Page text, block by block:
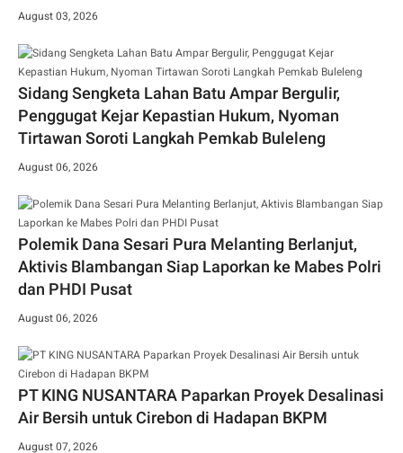
August 03, 2026
Sidang Sengketa Lahan Batu Ampar Bergulir,
Penggugat Kejar Kepastian Hukum, Nyoman
Tirtawan Soroti Langkah Pemkab Buleleng
August 06, 2026
Polemik Dana Sesari Pura Melanting Berlanjut,
Aktivis Blambangan Siap Laporkan ke Mabes Polri
dan PHDI Pusat
August 06, 2026
PT KING NUSANTARA Paparkan Proyek Desalinasi
Air Bersih untuk Cirebon di Hadapan BKPM
August 07, 2026